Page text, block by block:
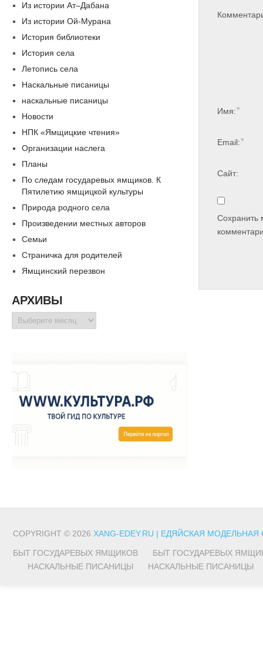
Имя:*
Email:*
Сайт:
Сохранить
Из истории Ат–Дабана
Из истории Ой-Мурана
История библиотеки
История села
Летопись села
Наскальные писаницы
наскальные писаницы
Новости
НПК «Ямщицкие чтения»
Организации наслега
Планы
По следам государевых ямщиков. К
Пятилетию ямщицкой культуры
Природа родного села
Произведении местных авторов
Семьи
Страничка для родителей
Ямщинский перезвон
АРХИВЫ
Архивы
COPYRIGHT © 2026 XANG-EDEY.RU | ЕДЯЙСКАЯ
БЫТ ГОСУДАРЕВЫХ ЯМЩИКОВ
БЫТ ГОСУДАРЕВЫХ
НАСКАЛЬНЫЕ ПИСАНИЦЫ
НАСКАЛЬНЫЕ ПИСАНИЦЫ